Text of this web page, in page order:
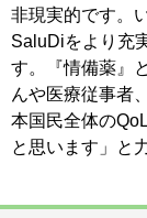
非現実的です。
SaluDiをより充
す。『情備薬』
んや医療従事者
本国民全体の
と思います」と